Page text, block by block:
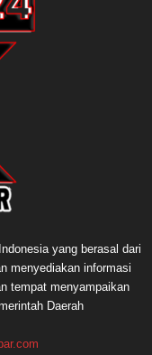
yang berasal dari
menyediakan informasi
tempat menyampaikan
Daerah